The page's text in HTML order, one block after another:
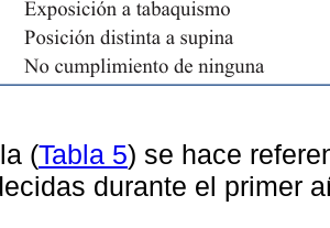
(Tabla 5) se hace
durante el primer